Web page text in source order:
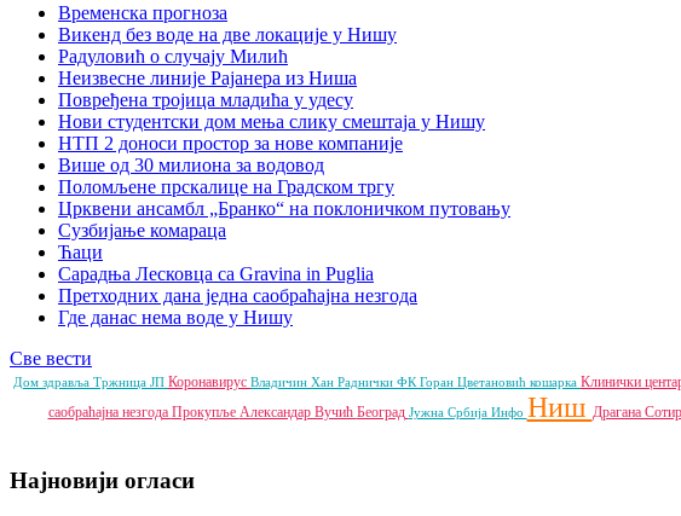
Временска прогноза
Викенд без воде на две локације у Нишу
Радуловић о случају Милић
Неизвесне линије Рајанера из Ниша
Повређена тројица младића у удесу
Нови студентски дом мења слику смештаја у Нишу
НТП 2 доноси простор за нове компаније
Више од 30 милиона за водовод
Поломљене прскалице на Градском тргу
Црквени ансамбл „Бранко“ на поклоничком путовању
Сузбијање комараца
Ћаци
Сарадња Лесковца са Gravina in Puglia
Претходних дана једна саобраћајна незгода
Где данас нема воде у Нишу
Све вести
Дом здравља Тржница ЈП Коронавирус Владичин Хан Раднички ФК Горан Цветановић кошарка Клинички
саобраћајна незгода Прокупље Александар Вучић Београд Јужна Србија Инфо Ниш Драгана
Најновији огласи